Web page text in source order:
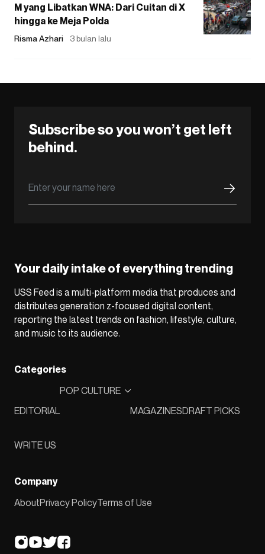
M yang Libatkan WNA: Dari Cuitan di X
hingga ke Meja Polda
Risma Azhari 3 bulan lalu
Subscribe so you won’t get left
behind.
Your daily intake of everything trending
USS Feed is a multi-platform media that produces and
distributes generation z-focused digital content,
reporting the latest trends on fashion, lifestyle, culture,
and music to its audience.
Categories
EDITORIAL
POP CULTURE
MAGAZINESDRAFT PICKS
WRITE US
Company
AboutPrivacy PolicyTerms of Use